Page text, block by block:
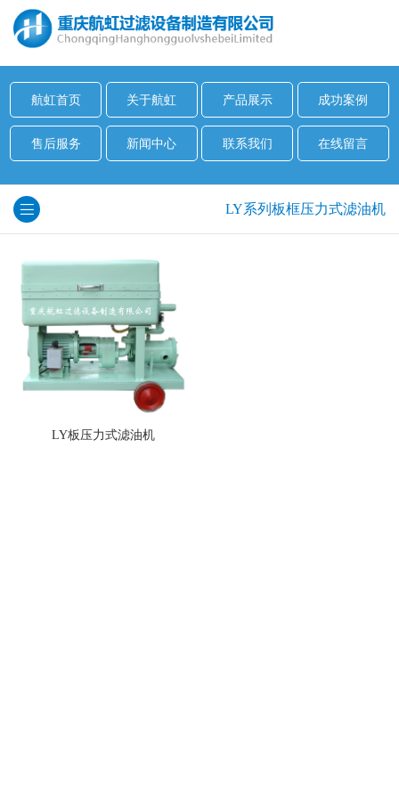
航虹首页 关于航虹 产品展示 成功案例
售后服务 新闻中心 联系我们 在线留言
LY系列板框压力式滤油机
LY板压力式滤油机